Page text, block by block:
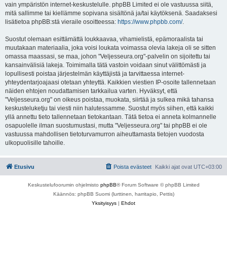
vain ympäristön internet-keskustelulle. phpBB Limited ei ole vastuussa siitä,
mitä sallimme tai kiellämme sopivana sisältönä ja/tai käytöksenä. Saadaksesi
lisätietoa phpBB:stä vieraile osoitteessa: https://www.phpbb.com/.
Suostut olemaan esittämättä loukkaavaa, vihamielistä, epämoraalista tai
muutakaan materiaalia, joka voisi loukata voimassa olevia lakeja oli se sitten
omassa maassasi, se maa, johon "Veljesseura.org"-palvelin on sijoitettu tai
kansainvälisiä lakeja. Toimimalla tätä vastoin voidaan sinut välittömästi ja
lopullisesti poistaa järjestelmän käyttäjistä ja tarvittaessa internet-
yhteydentarjoajaasi otetaan yhteyttä. Kaikkien viestien IP-osoite tallennetaan
näiden ehtojen noudattamisen tarkkailua varten. Hyväksyt, että
"Veljesseura.org" on oikeus poistaa, muokata, siirtää ja sulkea mikä tahansa
keskusteluketju tai viesti niin halutessamme. Suostut myös siihen, että kaikki
yllä annettu tieto tallennetaan tietokantaan. Tätä tietoa ei anneta kolmannelle
osapuolelle ilman suostumustasi, mutta "Veljesseura.org" tai phpBB ei ole
vastuussa mahdollisen tietoturvamurron aiheuttamasta tietojen vuodosta
ulkopuolisille tahoille.
Etusivu Kaikki ajat ovat UTC+03:00
Poista evästeet
Keskustelufoorumin ohjelmisto phpBB® Forum Software © phpBB Limited
Käännös: phpBB Suomi (lurttinen, harritapio, Pettis)
Yksityisyys | Ehdot